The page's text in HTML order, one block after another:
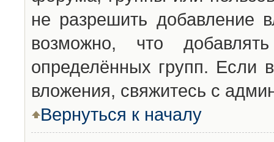
не разрешить добавление
возможно, что
определённых групп. Если
вложения, свяжитесь с
Вернуться к началу